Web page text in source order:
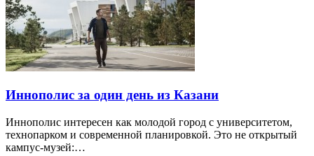
Иннополис за один день из Казани
Иннополис интересен как молодой город с университетом,
технопарком и современной планировкой. Это не открытый
кампус-музей:…